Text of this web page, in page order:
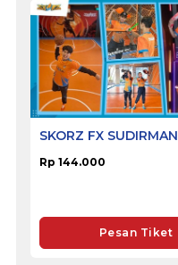
SKORZ FX SUDIRMAN
Rp 144.000
Pesan Tiket